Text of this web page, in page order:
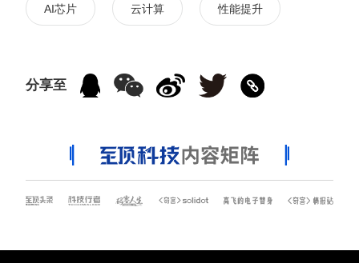
AI芯片 云计算 性能提升
分享至